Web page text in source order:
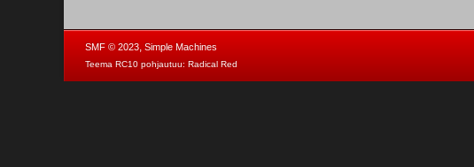
SMF © 2023, Simple Machines
Teema RC10 pohjautuu: Radical Red